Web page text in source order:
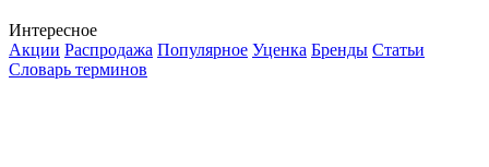
Интересное
Акции Распродажа Популярное Уценка Бренды Статьи
Словарь терминов